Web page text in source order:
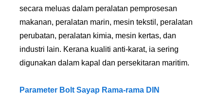
secara meluas dalam peralatan pemprosesan
makanan, peralatan marin, mesin tekstil, peralatan
perubatan, peralatan kimia, mesin kertas, dan
industri lain. Kerana kualiti anti-karat, ia sering
digunakan dalam kapal dan persekitaran maritim.
Parameter Bolt Sayap Rama-rama DIN